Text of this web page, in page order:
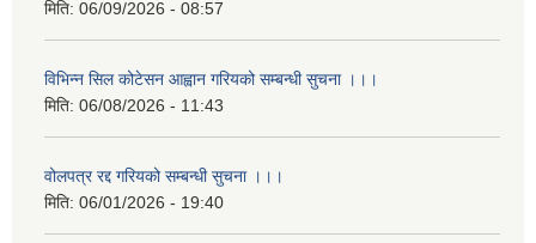
मिति: 06/09/2026 - 08:57
विभिन्न सिल कोटेसन आह्वान गरियको सम्बन्धी सुचना ।।।
मिति: 06/08/2026 - 11:43
वोलपत्र रद्द गरियको सम्बन्धी सुचना ।।।
मिति: 06/01/2026 - 19:40